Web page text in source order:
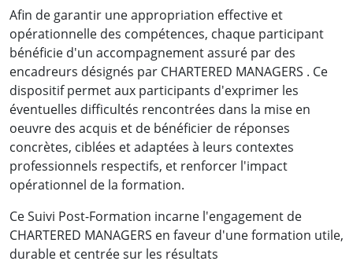
Afin de garantir une appropriation effective et
opérationnelle des compétences, chaque participant
bénéficie d'un accompagnement assuré par des
encadreurs désignés par CHARTERED MANAGERS . Ce
dispositif permet aux participants d'exprimer les
éventuelles difficultés rencontrées dans la mise en
oeuvre des acquis et de bénéficier de réponses
concrètes, ciblées et adaptées à leurs contextes
professionnels respectifs, et renforcer l'impact
opérationnel de la formation.
Ce Suivi Post-Formation incarne l'engagement de
CHARTERED MANAGERS en faveur d'une formation utile,
durable et centrée sur les résultats